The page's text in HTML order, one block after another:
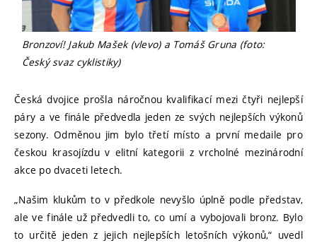
Bronzoví! Jakub Mašek (vlevo) a Tomáš Gruna (foto:
Český svaz cyklistiky)
Česká dvojice prošla náročnou kvalifikací mezi čtyři nejlepší
páry a ve finále předvedla jeden ze svých nejlepších výkonů
sezony. Odměnou jim bylo třetí místo a první medaile pro
českou krasojízdu v elitní kategorii z vrcholné mezinárodní
akce po dvaceti letech.
„Našim klukům to v předkole nevyšlo úplně podle představ,
ale ve finále už předvedli to, co umí a vybojovali bronz. Bylo
to určitě jeden z jejich nejlepších letošních výkonů,“ uvedl